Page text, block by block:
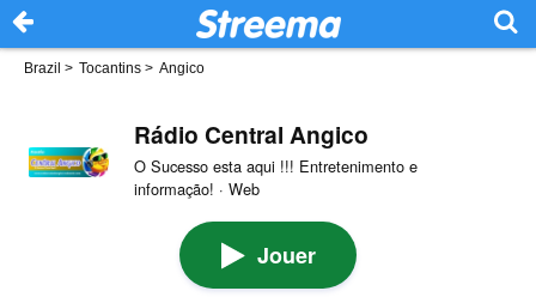
Brazil > Tocantins > Angico
Rádio Central Angico
O Sucesso esta aqui !!! Entretenimento e
informação! · Web
Jouer